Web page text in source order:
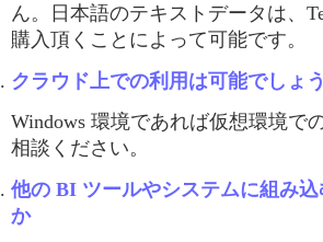
ん。日本語のテキストデータは、
購入頂くことによって可能です。
クラウド上での利用は可能でしょ
Windows 環境であれば仮想環境で
相談ください。
他の BI ツールやシステムに組み
か